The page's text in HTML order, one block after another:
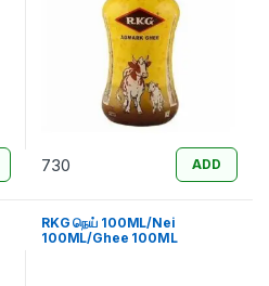
730 ADD
RKG நெய் 100ML/Nei
100ML/Ghee 100ML